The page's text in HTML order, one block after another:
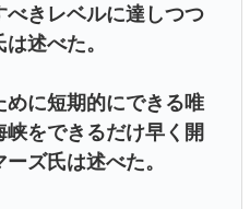
きレベルに達しつつ
述べた。
めに短期的にできる唯
をできるだけ早く開
ズ氏は述べた。